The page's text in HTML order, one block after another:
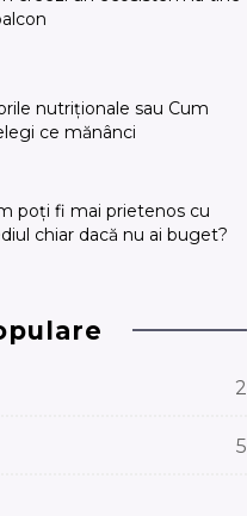
nutriționale sau Cum
ce mănânci
poți fi mai prietenos cu
chiar dacă nu ai buget?
2
5